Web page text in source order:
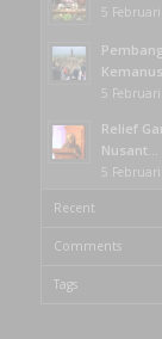
5
5
Relief
Nusant...
5
Recent
Comments
Tags